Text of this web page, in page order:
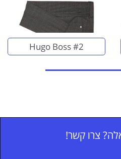
Hugo Boss #2
צרו קשר!